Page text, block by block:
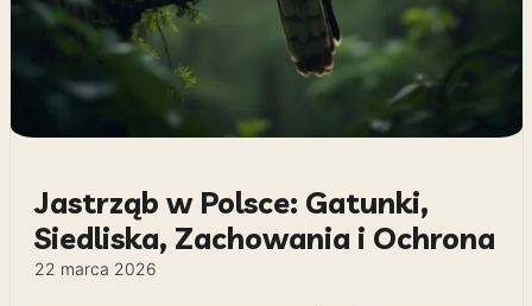
Jastrząb w Polsce: Gatunki,
Siedliska, Zachowania i Ochrona
22 marca 2026